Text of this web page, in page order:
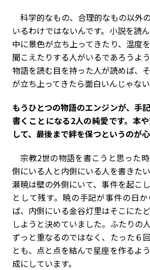
科学的なもの、合理的なもの以外
いるわけではないんです。小説を読
中に景色が立ち上ってきたり、温度
聞こえたりする人がいるであろうよ
物語を読む目を持った人が読めば、
が立ち上ってきたら面白いんじゃな
――もうひとつの物語のエンジンが、手
書くことになる2人の純愛です。本
して、最後まで絆を保つというのが
宗教2世の物語を書こうと思った
側にいる人と内側にいる人を書きた
瀬暁は壁の外側にいて、事件を起こ
として残す。暁の手記が事件の日
ば、内側にいる金谷灯里はそこにた
しようと決めていました。ふたりの
ずっと重なるのではなく、たった６
とも、点と点を結んで星座を作るよ
成にしています。